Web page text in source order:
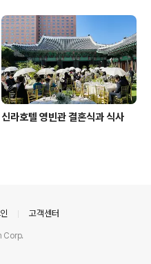
신라호텔 영빈관 결혼식과 식사
고객센터
Corp.